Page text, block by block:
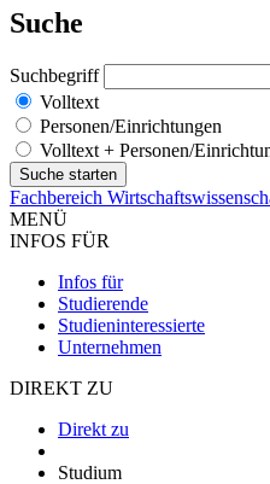
Suche
Suchbegriff
Volltext
Personen/Einrichtungen
Volltext + Personen/
Fachbereich
MENÜ
INFOS FÜR
Infos für
Studierende
Studieninteressierte
Unternehmen
DIREKT ZU
Direkt zu
Studium